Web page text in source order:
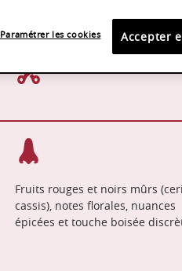
En fûts de chêne
(30% de fûts neufs)
Fruits rouges et noirs mûrs
cassis), notes florales, nuances
épicées et touche boisée
Accepter
Paramétrer les cookies